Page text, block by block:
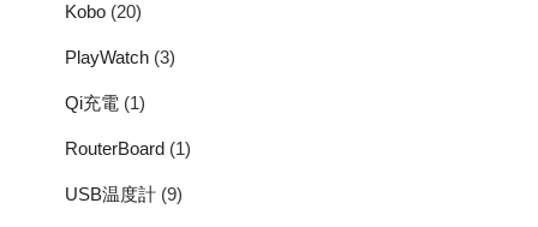
Kobo (20)
PlayWatch (3)
Qi充電 (1)
RouterBoard (1)
USB温度計 (9)